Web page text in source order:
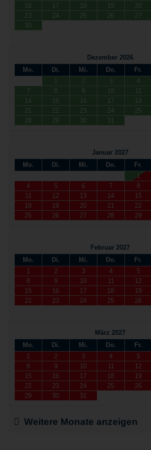
16
17 18 19 20
23
24 25 26 27
30
Dezember 2026
Mo.
Di. Mi. Do. Fr.
1
2 3 4
7
8 9 10 11
14
15 16 17 18
21
22 23 24 25
28
29 30 31
Januar 2027
Mo.
Di. Mi. Do. Fr.
1
4
5 6 7 8
11
12 13 14 15
18
19 20 21 22
25
26 27 28 29
Februar 2027
Mo.
Di. Mi. Do. Fr.
1
2 3 4 5
8
9 10 11 12
15
16 17 18 19
22
23 24 25 26
März 2027
Mo.
Di. Mi. Do. Fr.
1
2 3 4 5
8
9 10 11 12
15
16 17 18 19
22
23 24 25 26
29
30 31
Weitere Monate anzeigen